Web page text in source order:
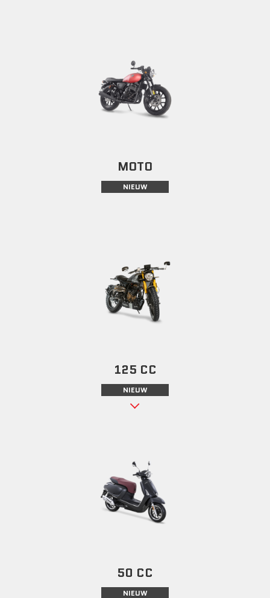
MOTO
NIEUW
125 CC
NIEUW
50 CC
NIEUW